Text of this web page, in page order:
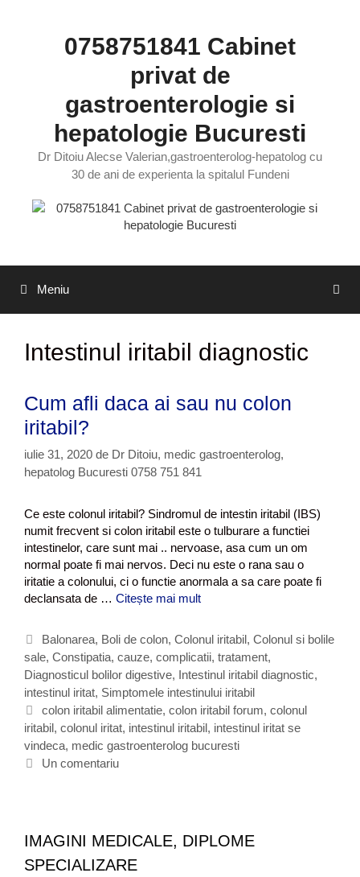
0758751841 Cabinet
privat de
gastroenterologie si
hepatologie Bucuresti
Dr Ditoiu Alecse Valerian,gastroenterolog-hepatolog cu
30 de ani de experienta la spitalul Fundeni
Meniu
Intestinul iritabil diagnostic
Cum afli daca ai sau nu colon
iritabil?
iulie 31, 2020 de Dr Ditoiu, medic gastroenterolog,
hepatolog Bucuresti 0758 751 841
Ce este colonul iritabil? Sindromul de intestin iritabil (IBS)
numit frecvent si colon iritabil este o tulburare a functiei
intestinelor, care sunt mai .. nervoase, asa cum un om
normal poate fi mai nervos. Deci nu este o rana sau o
iritatie a colonului, ci o functie anormala a sa care poate fi
declansata de … Citește mai mult
f
l
i
d
a
c
a
C
a
t
e
g
o
r
i
Balonarea, Boli de colon, Colonul iritabil, Colonul si bolile
sale, Constipatia, cauze, complicatii, tratament,
Diagnosticul bolilor digestive, Intestinul iritabil diagnostic,
intestinul iritat, Simptomele intestinului iritabil
E
t
i
c
e
colon iritabil alimentatie, colon iritabil forum, colonul
iritabil, colonul iritat, intestinul iritabil, intestinul iritat se
vindeca, medic gastroenterolog bucuresti
Un comentariu
IMAGINI MEDICALE, DIPLOME
SPECIALIZARE